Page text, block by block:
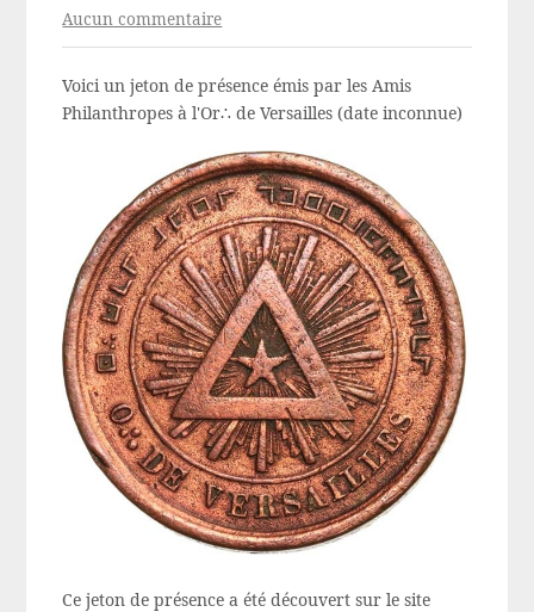
Aucun commentaire
Voici un jeton de présence émis par les Amis
Philanthropes à l'Or∴ de Versailles (date inconnue)
Ce jeton de présence a été découvert sur le site